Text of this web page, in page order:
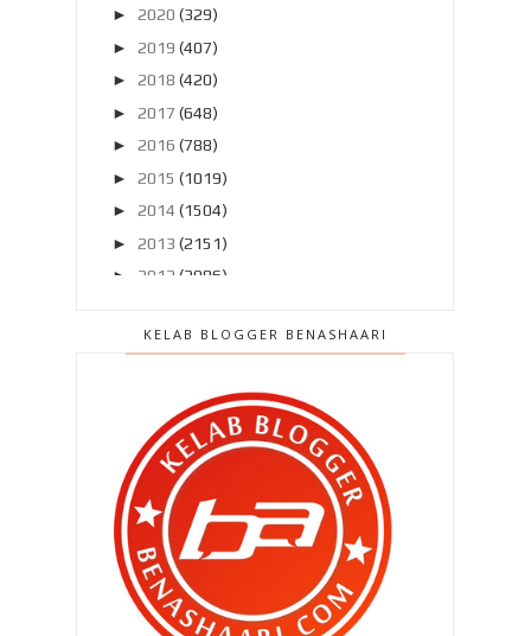
► 2020 (329)
► 2019 (407)
► 2018 (420)
► 2017 (648)
► 2016 (788)
► 2015 (1019)
► 2014 (1504)
► 2013 (2151)
► 2012 (2986)
2010(4406)
Disember 2009(52)
SELAMAT TINGGAL 2009
HARI KE -3
KESIAN PARA SUAMI ! ...HAHAHAHA
HARI KE-2 DIET !
OPERASI MAUT BERMULA !
KELAB BLOGGER BENASHAARI